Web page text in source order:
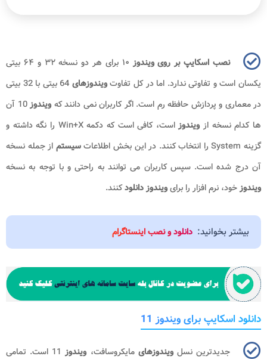
نصب اسکایپ بر روی ویندوز
۱۰ برای هر دو نسخه ۳۲ و ۶۴ بیتی
یکسان است و تفاوتی ندارد. اما در کل تفاوتویندوزهای
64 بیتی با 32 بیتی
در معماری و پردازش حافظه رم است. اگر کاربران نمی دانند که ویندوز
10 آن
ها کدام نسخه از ویندوزاست، کافی است که دکمهWin+X را نگه داشته و
گزینه Systemرا انتخاب کنند. در این بخش اطلاعاتسیستم از جمله نسخه
آن درج شده است. سپس کاربران می توانند به راحتی و با توجه به نسخه
ویندوزخود، نرم افزار را برایویندوز دانلودکنند.
بیشتر بخوانید: دانلود و نصب اینستاگرام
دانلود اسکایپ برای ویندوز 11
جدیدترین نسلویندوزهایمایکروسافت، ویندوز
11 است. تمامی